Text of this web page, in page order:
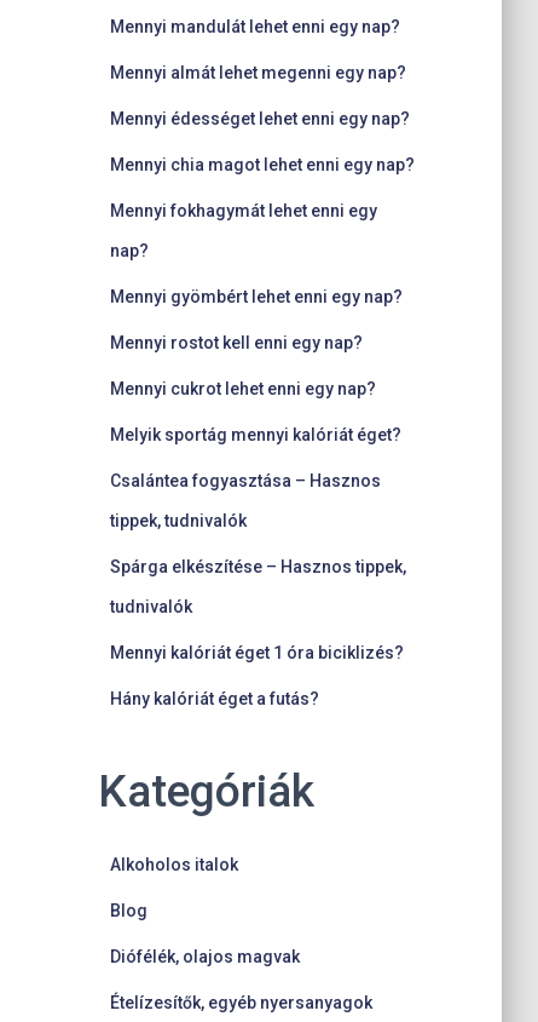
Mennyi mandulát lehet enni egy nap?
Mennyi almát lehet megenni egy nap?
Mennyi édességet lehet enni egy nap?
Mennyi chia magot lehet enni egy nap?
Mennyi fokhagymát lehet enni egy
nap?
Mennyi gyömbért lehet enni egy nap?
Mennyi rostot kell enni egy nap?
Mennyi cukrot lehet enni egy nap?
Melyik sportág mennyi kalóriát éget?
Csalántea fogyasztása – Hasznos
tippek, tudnivalók
Spárga elkészítése – Hasznos tippek,
tudnivalók
Mennyi kalóriát éget 1 óra biciklizés?
Hány kalóriát éget a futás?
Kategóriák
Alkoholos italok
Blog
Diófélék, olajos magvak
Ételízesítők, egyéb nyersanyagok